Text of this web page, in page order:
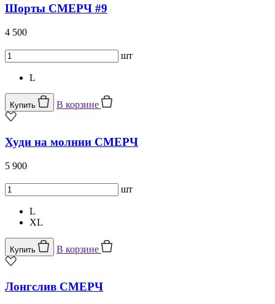
Шорты СМЕРЧ #9
4 500
шт
L
Купить В корзине
Худи на молнии СМЕРЧ
5 900
шт
L
XL
Купить В корзине
Лонгслив СМЕРЧ